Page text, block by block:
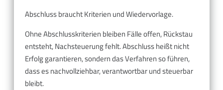
Abschluss braucht Kriterien und Wiedervorlage.
Ohne Abschlusskriterien bleiben Fälle offen, Rückstau
entsteht, Nachsteuerung fehlt. Abschluss heißt nicht
Erfolg garantieren, sondern das Verfahren so führen,
dass es nachvollziehbar, verantwortbar und steuerbar
bleibt.